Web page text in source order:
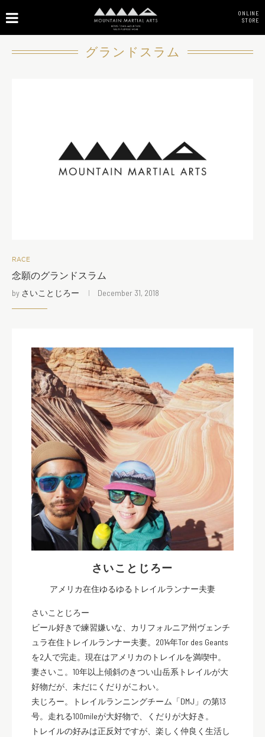
ONLINE
STORE
グランドスラム
RACE
念願のグランドスラム
by さいことじろー December 31, 2018
さいことじろー
アメリカ在住ゆるゆるトレイルランナー夫妻
さいことじろー
ビール好きで練習嫌いな、カリフォルニア州ヴェンチ
ュラ在住トレイルランナー夫妻。2014年Tor des Geants
を2人で完走。現在はアメリカのトレイルを満喫中。
妻さいこ。10年以上傾斜のきつい山岳系トレイルが大
好物だが、未だにくだりがこわい。
夫じろー。トレイルランニングチーム「DMJ」の第13
号。走れる100mileが大好物で、くだりが大好き。
トレイルの好みは正反対ですが、楽しく仲良く生活し